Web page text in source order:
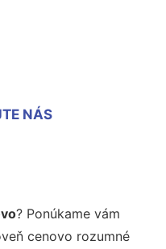
NÁS
? Ponúkame vám
cenovo rozumné